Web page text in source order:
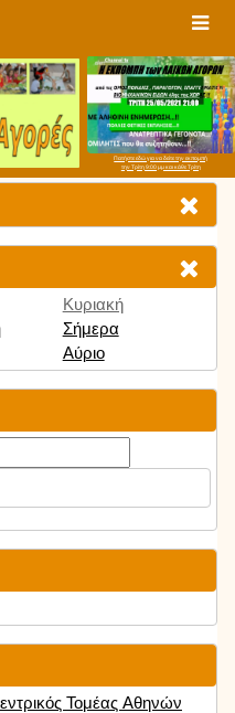
Πατήστε εδώ για να δείτε την εκπομπή
την Τρίτη 9:00 μμ και κάθε Τρίτη
Κυριακή
Σήμερα
Αύριο
Τομέας Αθηνών